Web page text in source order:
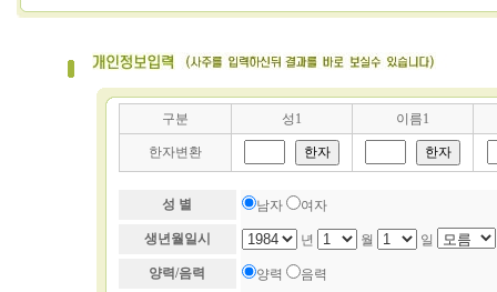
구분 성1 이름1
한자변환
성 별
생년월일시
양력/음력
남자 여자
년 월 일
양력 음력